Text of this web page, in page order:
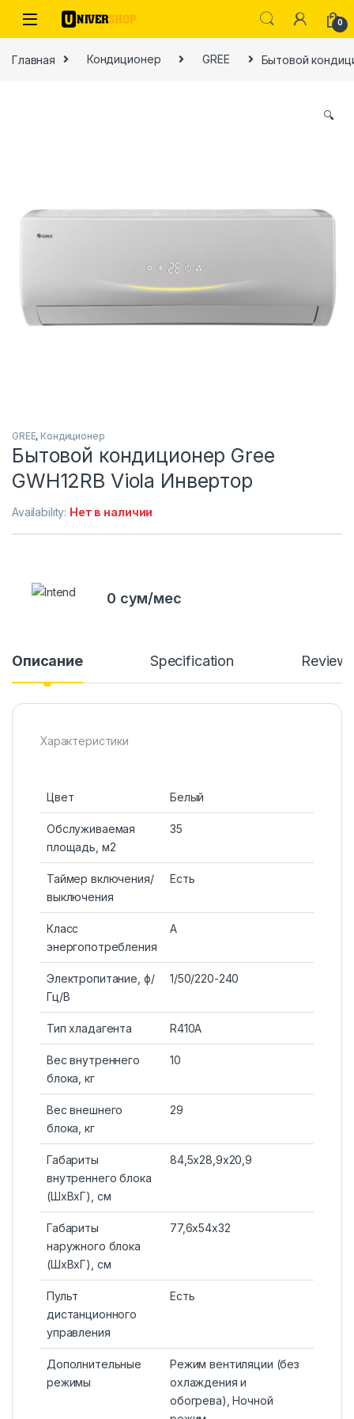
Skip to navigation
Skip to content
0
Главная Кондиционер GREE Бытовой
🔍
GREE, Кондиционер
Бытовой кондиционер Gree
GWH12RB Viola Инвертор
Availability: Нет в наличии
0 сум/мес
Описание Specification
Характеристики
Цвет Белый
Обслуживаемая
площадь, м2
35
Таймер включения/
выключения
Есть
Класс
энергопотребления
A
Электропитание, ф/
Гц/В
1/50/220-240
Тип хладагента R410A
Вес внутреннего
блока, кг
10
Вес внешнего
блока, кг
29
Габариты
внутреннего блока
(ШxВxГ), см
84,5х28,9х20,9
Габариты
наружного блока
(ШxВxГ), см
77,6х54х32
Пульт
дистанционного
управления
Есть
Дополнительные
режимы
Режим вентиляции (без
охлаждения и
обогрева), Ночной